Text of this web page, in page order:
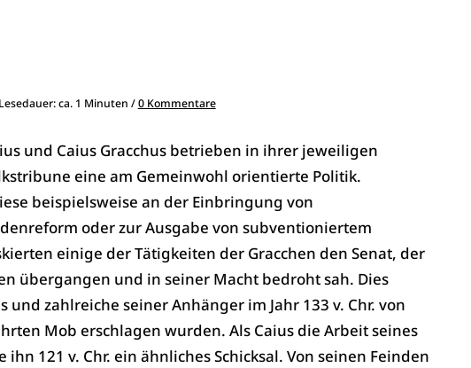
ca. 1 Minuten /0 Kommentare
und Caius Gracchus betrieben in ihrer jeweiligen
eine am Gemeinwohl orientierte Politik.
beispielsweise an der Einbringung von
oder zur Ausgabe von subventioniertem
einige der Tätigkeiten der Gracchen den Senat, der
übergangen und in seiner Macht bedroht sah. Dies
und zahlreiche seiner Anhänger im Jahr 133 v. Chr. von
Mob erschlagen wurden. Als Caius die Arbeit seines
121 v. Chr. ein ähnliches Schicksal. Von seinen Feinden